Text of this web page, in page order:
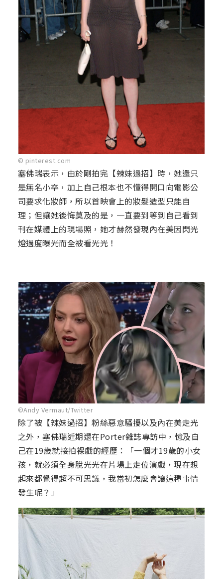
© pinterest.com
塞佛瑞表示，由於剛拍完【辣妹過招】時，她還只
是無名小卒，加上自己根本也不懂得開口向電影公
司要求化妝師，所以首映會上的妝髮造型只能自
理；但讓她後悔莫及的是，一直要到等到自己看到
刊在媒體上的現場照，她才赫然發現內在美因閃光
燈過度曝光而全被看光光！
©Andy Vermaut/Twitter
除了被【辣妹過招】粉絲惡意騷擾以及內在美走光
之外，塞佛瑞近期還在Porter雜誌專訪中，憶及自
己在19歲就接拍裸戲的經歷：「一個才19歲的小女
孩，就必須全身脫光光在片場上走位演戲，現在想
起來都覺得超不可思議，我當初怎麼會讓這種事情
發生呢？」